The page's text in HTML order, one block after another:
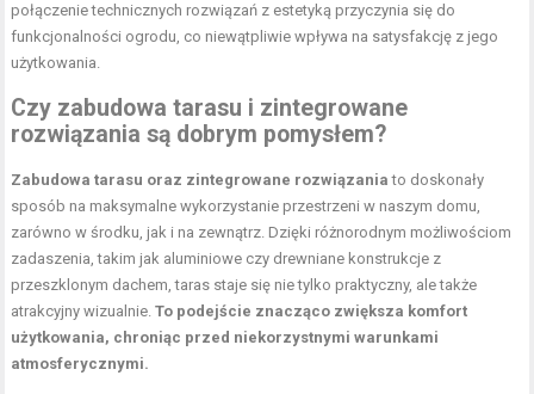
połączenie technicznych rozwiązań z estetyką przyczynia się do
funkcjonalności ogrodu, co niewątpliwie wpływa na satysfakcję z jego
użytkowania.
Czy zabudowa tarasu i zintegrowane
rozwiązania są dobrym pomysłem?
Zabudowa tarasu oraz zintegrowane rozwiązania to doskonały
sposób na maksymalne wykorzystanie przestrzeni w naszym domu,
zarówno w środku, jak i na zewnątrz. Dzięki różnorodnym możliwościom
zadaszenia, takim jak aluminiowe czy drewniane konstrukcje z
przeszklonym dachem, taras staje się nie tylko praktyczny, ale także
atrakcyjny wizualnie.To podejście znacząco zwiększa komfort
użytkowania, chroniąc przed niekorzystnymi warunkami
atmosferycznymi.